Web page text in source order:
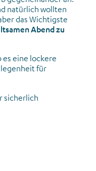
natürlich wollten
das Wichtigste
Abend zu
es eine lockere
für
sicherlich